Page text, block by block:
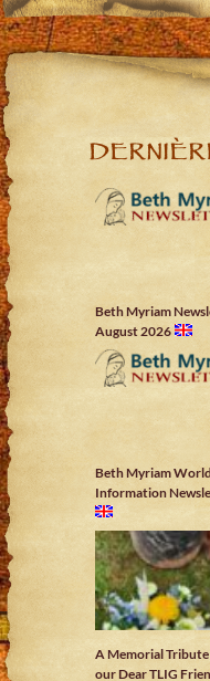
Beth Myriam
August 2026
Beth Myriam
Information
A Memorial
our Dear TLIG